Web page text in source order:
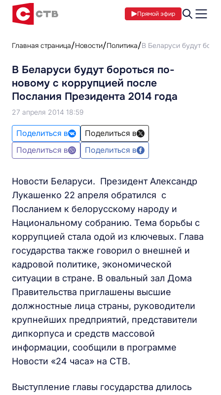
Прямой эфир
Главная страница Новости Политика В Беларуси будут
В Беларуси будут бороться по-
новому с коррупцией после
Послания Президента 2014 года
27 апреля 2014 18:59
Поделиться в
Поделиться в
Поделиться в
Поделиться в
Новости Беларуси. Президент Александр
Лукашенко 22 апреля обратился с
Посланием к белорусскому народу и
Национальному собранию. Тема борьбы с
коррупцией стала одой из ключевых. Глава
государства также говорил о внешней и
кадровой политике, экономической
ситуации в стране. В овальный зал Дома
Правительства приглашены высшие
должностные лица страны, руководители
крупнейших предприятий, представители
дипкорпуса и средств массовой
информации, сообщили в программе
Новости «24 часа» на СТВ.
Выступление главы государства длилось